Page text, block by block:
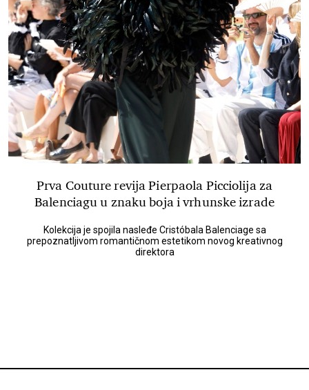
Prva Couture revija Pierpaola Picciolija za
Balenciagu u znaku boja i vrhunske izrade
Kolekcija je spojila nasleđe Cristóbala Balenciage sa
prepoznatljivom romantičnom estetikom novog kreativnog
direktora